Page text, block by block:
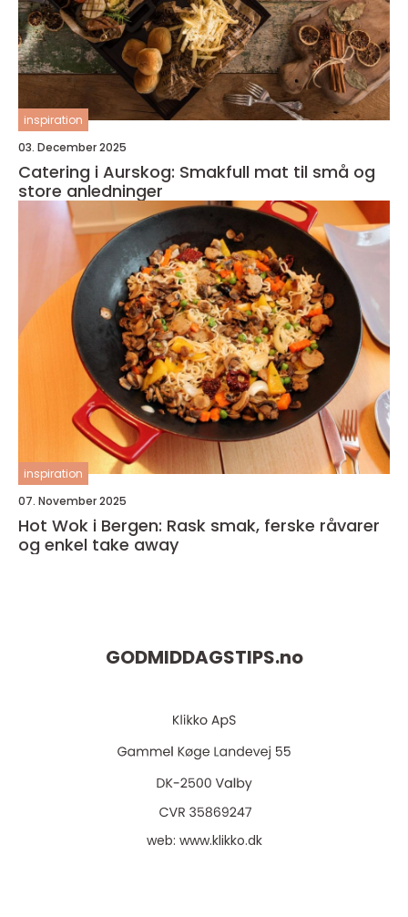
inspiration
03. December 2025
Catering i Aurskog: Smakfull mat til små og
store anledninger
inspiration
07. November 2025
Hot Wok i Bergen: Rask smak, ferske råvarer
og enkel take away
GODMIDDAGSTIPS.no
web: www.klikko.dk